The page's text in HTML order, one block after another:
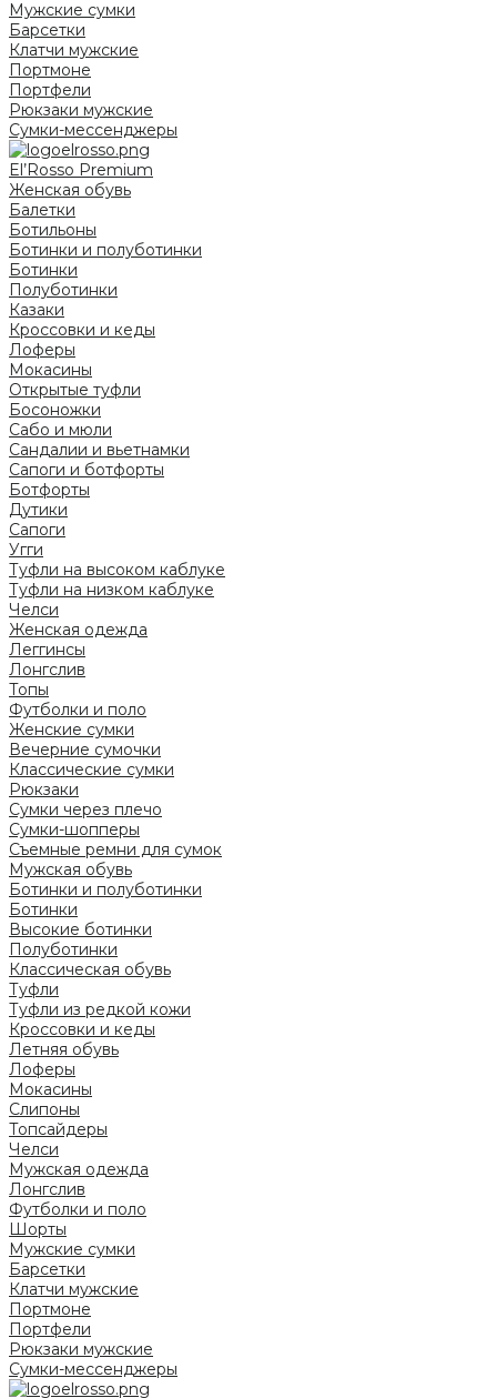
Мужские сумки
Барсетки
Клатчи мужские
Портмоне
Портфели
Рюкзаки мужские
Сумки-мессенджеры
El’Rosso Premium
Женская обувь
Балетки
Ботильоны
Ботинки и полуботинки
Ботинки
Полуботинки
Казаки
Кроссовки и кеды
Лоферы
Мокасины
Открытые туфли
Босоножки
Сабо и мюли
Сандалии и вьетнамки
Сапоги и ботфорты
Ботфорты
Дутики
Сапоги
Угги
Туфли на высоком каблуке
Туфли на низком каблуке
Челси
Женская одежда
Леггинсы
Лонгслив
Топы
Футболки и поло
Женские сумки
Вечерние сумочки
Классические сумки
Рюкзаки
Сумки через плечо
Сумки-шопперы
Съемные ремни для сумок
Мужская обувь
Ботинки и полуботинки
Ботинки
Высокие ботинки
Полуботинки
Классическая обувь
Туфли
Туфли из редкой кожи
Кроссовки и кеды
Летняя обувь
Лоферы
Мокасины
Слипоны
Топсайдеры
Челси
Мужская одежда
Лонгслив
Футболки и поло
Шорты
Мужские сумки
Барсетки
Клатчи мужские
Портмоне
Портфели
Рюкзаки мужские
Сумки-мессенджеры